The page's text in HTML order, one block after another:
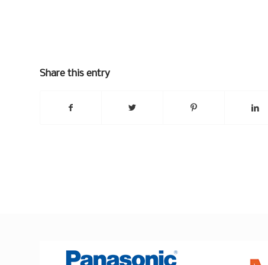
Share this entry